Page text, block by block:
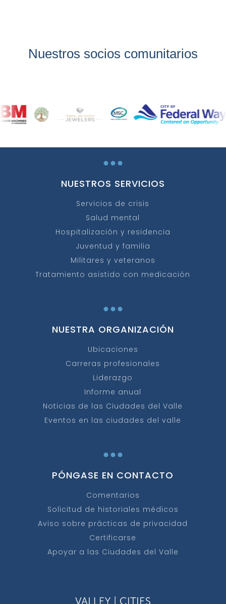
Nuestros socios comunitarios
...
NUESTROS SERVICIOS
Servicios de crisis
Salud mental
Hospitalización y residencia
Juventud y familia
Militares y veteranos
Tratamiento asistido con medicación
...
NUESTRA ORGANIZACIÓN
Ubicaciones
Carreras profesionales
Liderazgo
Informe anual
Noticias de las Ciudades del Valle
Eventos en las ciudades del valle
...
PÓNGASE EN CONTACTO
Comentarios
Solicitud de historiales médicos
Aviso sobre prácticas de privacidad
Certificarse
Apoyar a las Ciudades del Valle